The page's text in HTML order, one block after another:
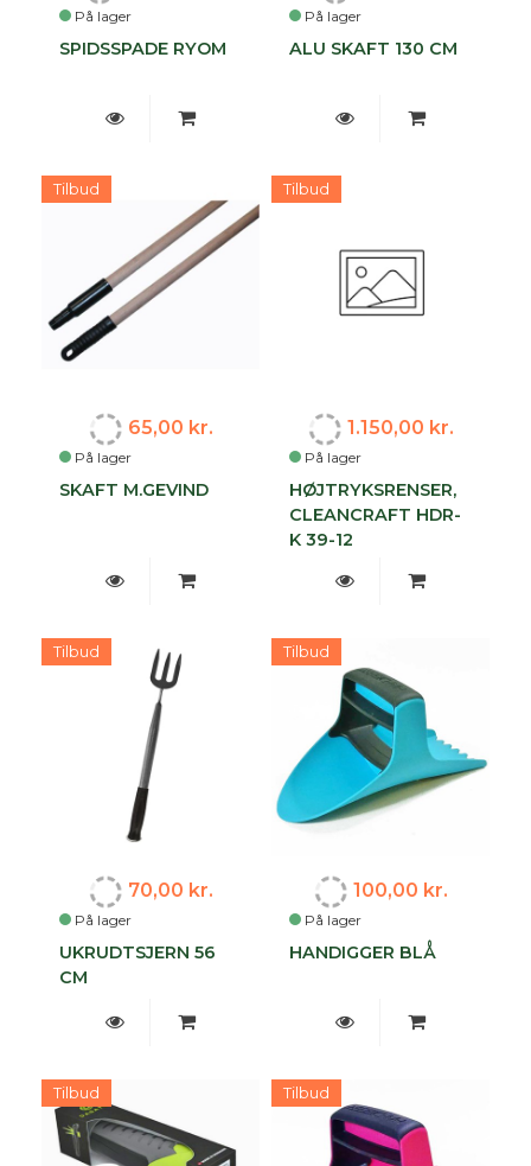
På lager
SPIDSSPADE RYOM
På lager
ALU SKAFT 130 CM
Tilbud
På lager
65,00 kr.
SKAFT M.GEVIND
Tilbud
På lager
1.150,00 kr.
HØJTRYKSRENSER,
CLEANCRAFT HDR-
K 39-12
Tilbud
På lager
70,00 kr.
UKRUDTSJERN 56
CM
Tilbud
På lager
100,00 kr.
HANDIGGER BLÅ
Tilbud Tilbud